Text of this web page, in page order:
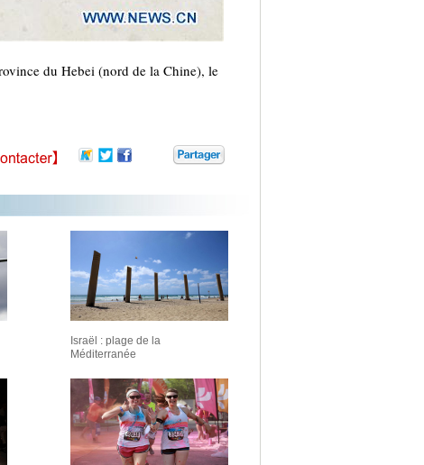
du Hebei (nord de la Chine), le
Israël : plage de la
Méditerranée